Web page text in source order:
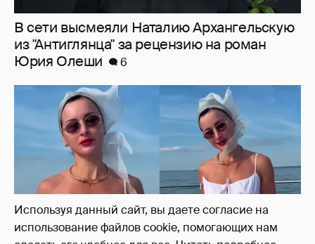
Используя данный сайт, вы даете согласие на
использование файлов cookie, помогающих нам
Тина Канделаки записала видео с
отсылкой к сериалу "Белый лотос"
7